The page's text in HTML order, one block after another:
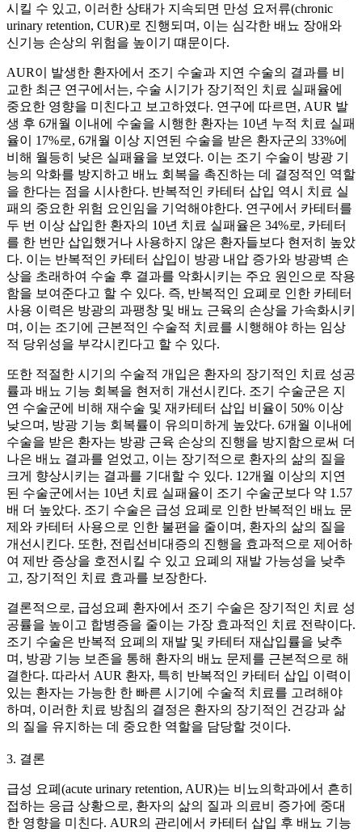
시킬 수 있고, 이러한 상태가 지속되면 만성 요저류(chronic
urinary retention, CUR)로 진행되며, 이는 심각한 배뇨 장애와
신기능 손상의 위험을 높이기 떄문이다.
AUR이 발생한 환자에서 조기 수술과 지연 수술의 결과를 비
교한 최근 연구에서는, 수술 시기가 장기적인 치료 실패율에
중요한 영향을 미친다고 보고하였다. 연구에 따르면, AUR 발
생 후 6개월 이내에 수술을 시행한 환자는 10년 누적 치료 실패
율이 17%로, 6개월 이상 지연된 수술을 받은 환자군의 33%에
비해 월등히 낮은 실패율을 보였다. 이는 조기 수술이 방광 기
능의 악화를 방지하고 배뇨 회복을 촉진하는 데 결정적인 역할
을 한다는 점을 시사한다. 반복적인 카테터 삽입 역시 치료 실
패의 중요한 위험 요인임을 기억해야한다. 연구에서 카테터를
두 번 이상 삽입한 환자의 10년 치료 실패율은 34%로, 카테터
를 한 번만 삽입했거나 사용하지 않은 환자들보다 현저히 높았
다. 이는 반복적인 카테터 삽입이 방광 내압 증가와 방광벽 손
상을 초래하여 수술 후 결과를 악화시키는 주요 원인으로 작용
함을 보여준다고 할 수 있다. 즉, 반복적인 요폐로 인한 카테터
사용 이력은 방광의 과팽창 및 배뇨 근육의 손상을 가속화시키
며, 이는 조기에 근본적인 수술적 치료를 시행해야 하는 임상
적 당위성을 부각시킨다고 할 수 있다.
또한 적절한 시기의 수술적 개입은 환자의 장기적인 치료 성공
률과 배뇨 기능 회복을 현저히 개선시킨다. 조기 수술군은 지
연 수술군에 비해 재수술 및 재카테터 삽입 비율이 50% 이상
낮으며, 방광 기능 회복률이 유의미하게 높았다. 6개월 이내에
수술을 받은 환자는 방광 근육 손상의 진행을 방지함으로써 더
나은 배뇨 결과를 얻었고, 이는 장기적으로 환자의 삶의 질을
크게 향상시키는 결과를 기대할 수 있다. 12개월 이상의 지연
된 수술군에서는 10년 치료 실패율이 조기 수술군보다 약 1.57
배 더 높았다. 조기 수술은 급성 요폐로 인한 반복적인 배뇨 문
제와 카테터 사용으로 인한 불편을 줄이며, 환자의 삶의 질을
개선시킨다. 또한, 전립선비대증의 진행을 효과적으로 제어하
여 제반 증상을 호전시킬 수 있고 요폐의 재발 가능성을 낮추
고, 장기적인 치료 효과를 보장한다.
결론적으로, 급성요폐 환자에서 조기 수술은 장기적인 치료 성
공률을 높이고 합병증을 줄이는 가장 효과적인 치료 전략이다.
조기 수술은 반복적 요폐의 재발 및 카테터 재삽입률을 낮추
며, 방광 기능 보존을 통해 환자의 배뇨 문제를 근본적으로 해
결한다. 따라서 AUR 환자, 특히 반복적인 카테터 삽입 이력이
있는 환자는 가능한 한 빠른 시기에 수술적 치료를 고려해야
하며, 이러한 치료 방침의 결정은 환자의 장기적인 건강과 삶
의 질을 유지하는 데 중요한 역할을 담당할 것이다.
3. 결론
급성 요폐(acute urinary retention, AUR)는 비뇨의학과에서 흔히
접하는 응급 상황으로, 환자의 삶의 질과 의료비 증가에 중대
한 영향을 미친다. AUR의 관리에서 카테터 삽입 후 배뇨 기능